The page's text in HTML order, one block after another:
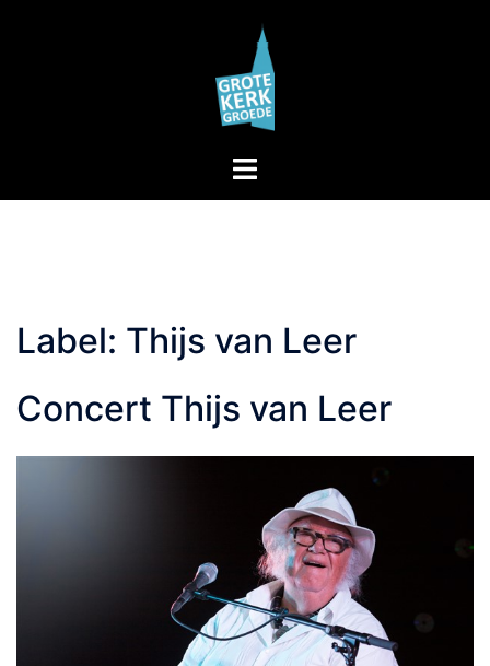
Toggle
Label: Thijs van Leer
Concert Thijs van Leer